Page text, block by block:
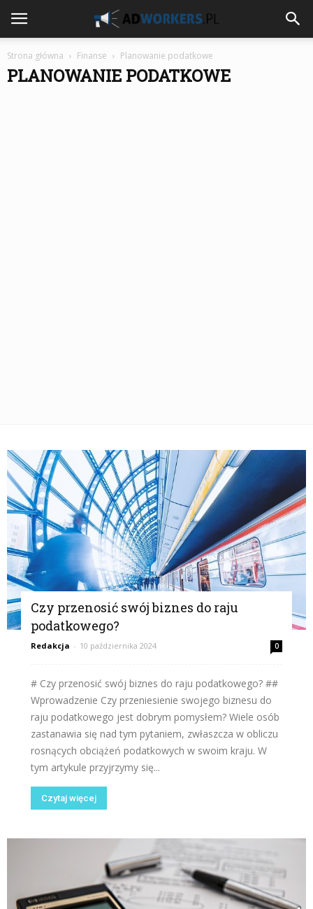
Strona główna Finanse Planowanie podatkowe
PLANOWANIE PODATKOWE
Czy przenosić swój biznes do raju
podatkowego?
Redakcja - 10 października 2024 0
# Czy przenosić swój biznes do raju podatkowego? ##
Wprowadzenie Czy przeniesienie swojego biznesu do
raju podatkowego jest dobrym pomysłem? Wiele osób
zastanawia się nad tym pytaniem, zwłaszcza w obliczu
rosnących obciążeń podatkowych w swoim kraju. W
tym artykule przyjrzymy się...
Czytaj więcej